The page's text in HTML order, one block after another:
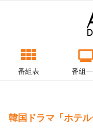
番組表 番組
韓国ドラマ「ホテ